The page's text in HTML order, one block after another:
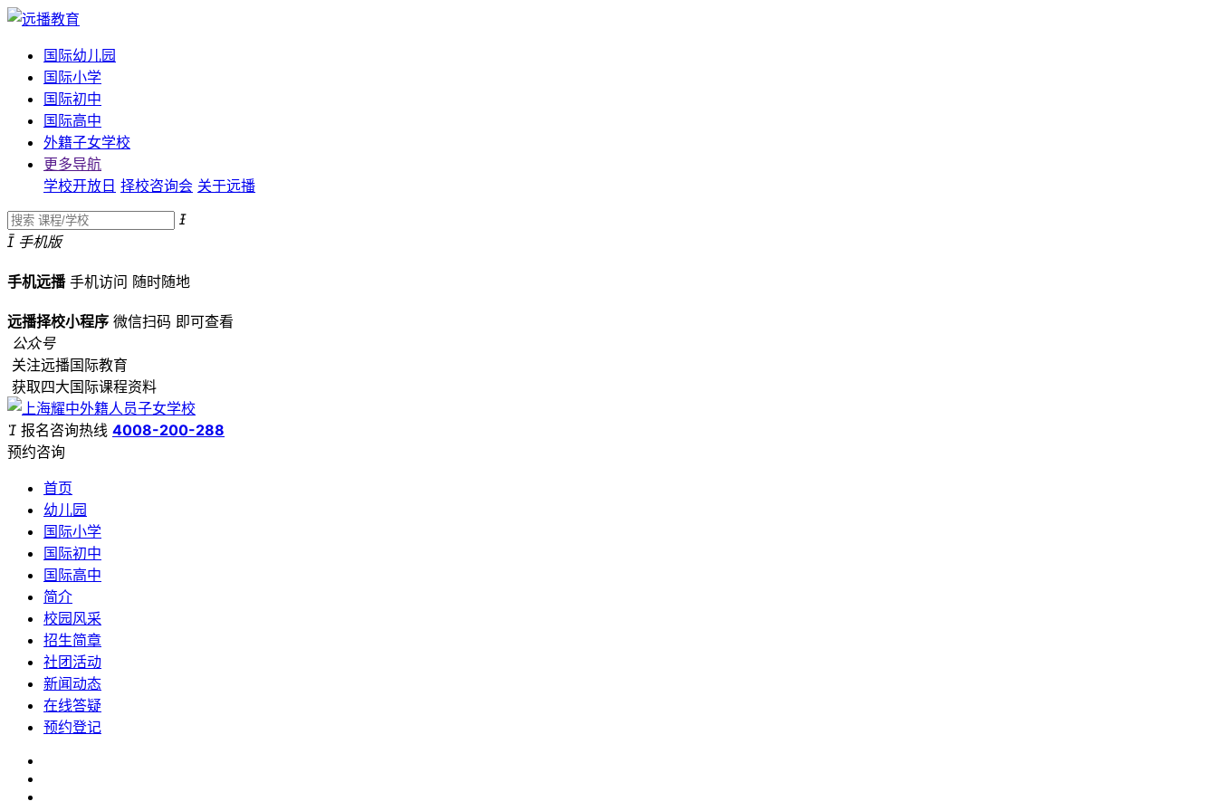
国际幼儿园
国际小学
国际初中
国际高中
外籍子女学校
更多导航
学校开放日 择校咨询会 关于远播

 手机版
手机远播 手机访问 随时随地
远播择校小程序 微信扫码 即可查看
公众号
关注远播国际教育
获取四大国际课程资料
 报名咨询热线 4008-200-288
预约咨询
首页
幼儿园
国际小学
国际初中
国际高中
简介
校园风采
招生简章
社团活动
新闻动态
在线答疑
预约登记